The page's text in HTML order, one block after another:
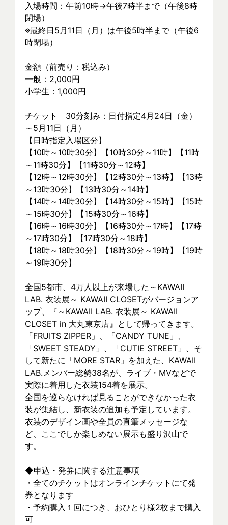
入場時間：午前10時→午後7時半まで（午後8時
閉場）
※最終日5月11日（月）は午後5時半まで（午後6
時閉場）
金額（前売り：税込み）
一般：2,000円
小学生：1,000円
チケット　30分刻み：日付指定4月24日（金）
～5月11日（月）
【日時指定入場区分】
【10時～10時30分】【10時30分～11時】【11時
～11時30分】【11時30分～12時】
【12時～12時30分】【12時30分～13時】【13時
～13時30分】【13時30分～14時】
【14時～14時30分】【14時30分～15時】【15時
～15時30分】【15時30分～16時】
【16時～16時30分】【16時30分～17時】【17時
～17時30分】【17時30分～18時】
【18時～18時30分】【18時30分～19時】【19時
～19時30分】
全国5都市、4万⼈以上が来場した～KAWAII
LAB. 衣装展～ KAWAII CLOSETがバージョンア
ップ、『～KAWAII LAB. 衣装展～ KAWAII
CLOSET in 大丸東京店』として帰ってきます。
「FRUITS ZIPPER」、「CANDY TUNE」、
「SWEET STEADY」、「CUTIE STREET」、そ
して新たに「MORE STAR」を加えた、KAWAII
LAB.メンバー総勢38名が、ライブ・MVなどで
実際に着⽤した衣装154着を展示。
全国を巡らなければ見ることができなかった衣
装が集結し、新⾐装の追加も予定しています。
衣装のデザイン画や全員の直筆メッセージな
ど、ここでしか楽しめない展示も盛り沢山で
す。
◆申込・発券に関する注意事項
・全てのチケットはオンラインチケットにて発
券となります
・予約購入１回につき、おひとり様2枚まで購入
可